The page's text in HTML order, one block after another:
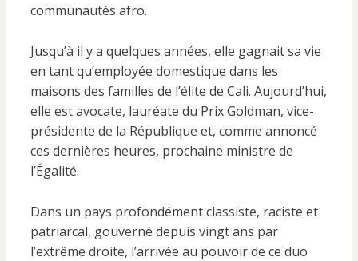
communautés afro.
Jusqu’à il y a quelques années, elle gagnait sa vie
en tant qu’employée domestique dans les
maisons des familles de l’élite de Cali. Aujourd’hui,
elle est avocate, lauréate du Prix Goldman, vice-
présidente de la République et, comme annoncé
ces dernières heures, prochaine ministre de
l’Égalité.
Dans un pays profondément classiste, raciste et
patriarcal, gouverné depuis vingt ans par
l’extrême droite, l’arrivée au pouvoir de ce duo